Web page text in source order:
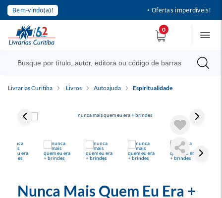
Bem-vindo(a)! • Ofertas imperdíveis!
0
Livrarias Curitiba Livros Autoajuda Espiritualidade
Nunca Mais Quem Eu Era +